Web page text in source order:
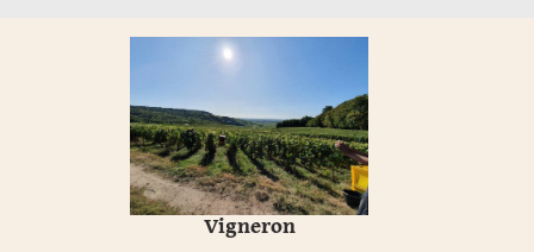
Vigneron